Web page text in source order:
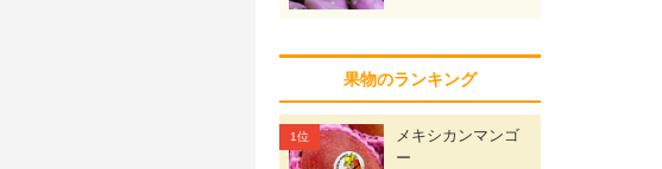
果物のランキング
メキシカンマンゴ
ー